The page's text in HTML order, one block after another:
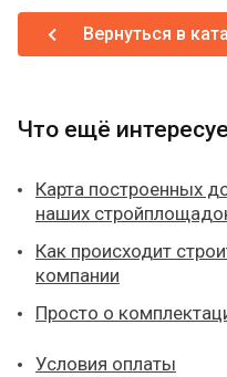
Вернуться в
Что ещё
Карта построенных
наших
Как происходит
компании
Просто о
Условия оплаты